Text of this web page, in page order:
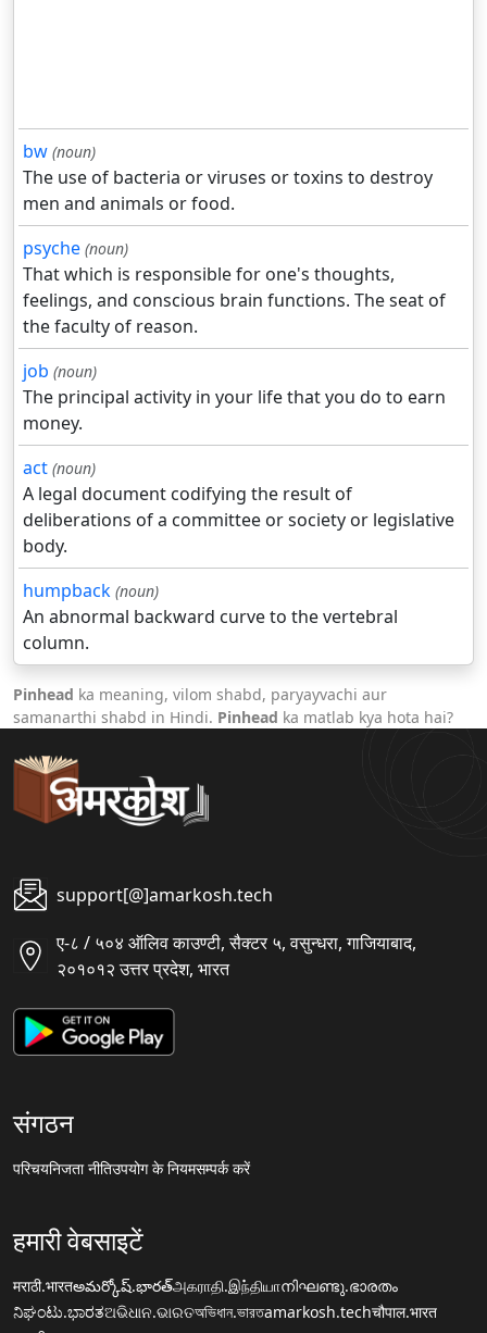
bw (noun)
The use of bacteria or viruses or toxins to destroy
men and animals or food.
psyche (noun)
That which is responsible for one's thoughts,
feelings, and conscious brain functions. The seat of
the faculty of reason.
job (noun)
The principal activity in your life that you do to earn
money.
act (noun)
A legal document codifying the result of
deliberations of a committee or society or legislative
body.
humpback (noun)
An abnormal backward curve to the vertebral
column.
Pinhead ka meaning, vilom shabd, paryayvachi aur
samanarthi shabd in Hindi. Pinhead ka matlab kya hota hai?
support[@]amarkosh.tech
ए-८ / ५०४ ऑलिव काउण्टी, सैक्टर ५, वसुन्धरा, गाजियाबाद,
२०१०१२ उत्तर प्रदेश, भारत
संगठन
परिचयनिजता नीतिउपयोग के नियमसम्पर्क करें
हमारी वेबसाइटें
मराठी.भारतఅమర్కోష్.భారత్அகராதி.இந்தியாനിഘണ്ടു.ഭാരതം
ನಿಘಂಟು.ಭಾರತଅଭିଧାନ.ଭାରତঅভিধান.ভারতamarkosh.techचौपाल.भारत